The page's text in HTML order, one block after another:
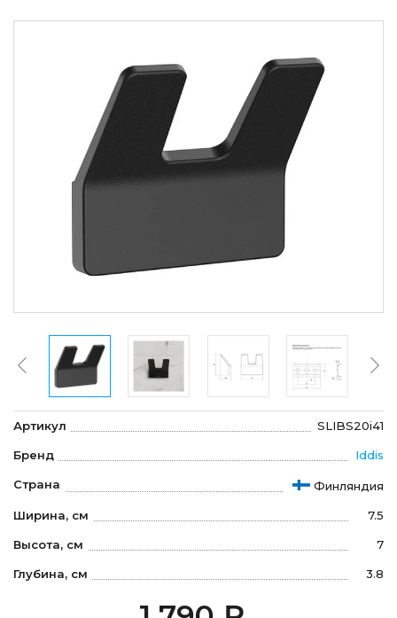
Артикул SLIBS20i41
Бренд Iddis
Страна Финляндия
Ширина, см 7.5
Высота, см 7
Глубина, см 3.8